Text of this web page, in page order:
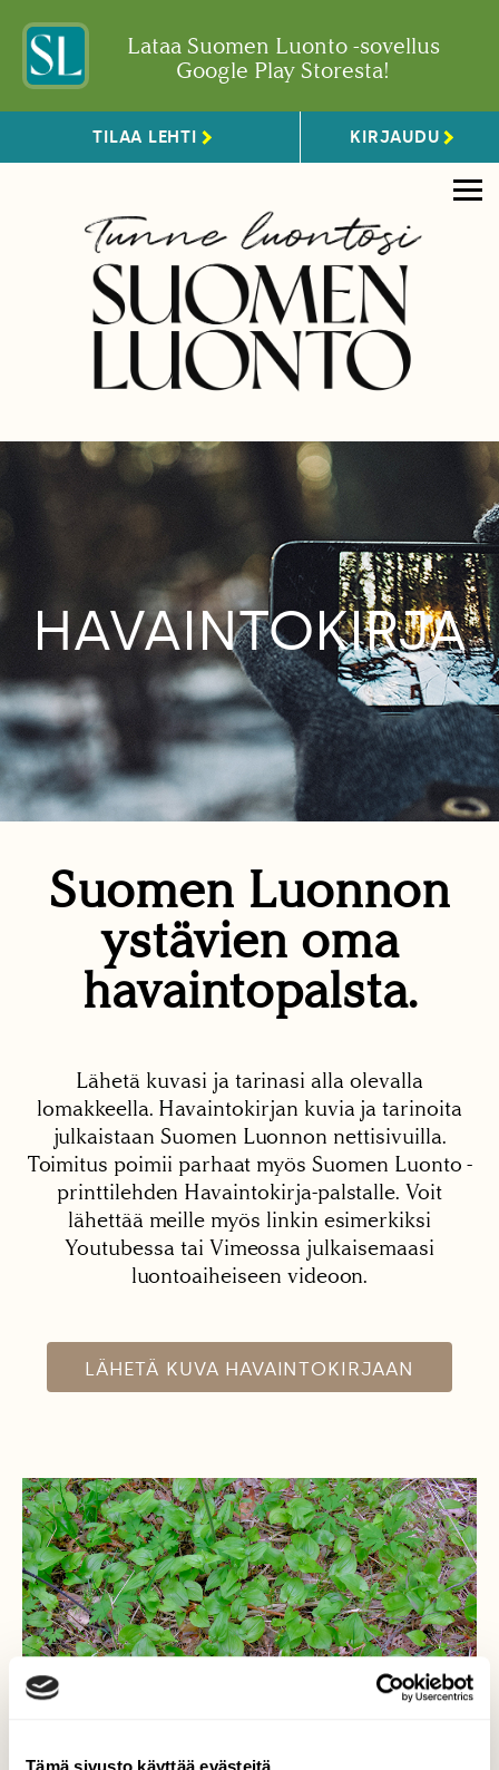
Tämä sivusto käyttää evästeitä
Lataa Suomen Luonto -sovellus
Google Play Storesta!
TILAA LEHTI KIRJAUDU
HAVAINTOKIRJA
Suomen Luonnon
ystävien oma
havaintopalsta.
Lähetä kuvasi ja tarinasi alla olevalla
lomakkeella. Havaintokirjan kuvia ja tarinoita
julkaistaan Suomen Luonnon nettisivuilla.
Toimitus poimii parhaat myös Suomen Luonto -
printtilehden Havaintokirja-palstalle. Voit
lähettää meille myös linkin esimerkiksi
Youtubessa tai Vimeossa julkaisemaasi
luontoaiheiseen videoon.
LÄHETÄ KUVA HAVAINTOKIRJAAN